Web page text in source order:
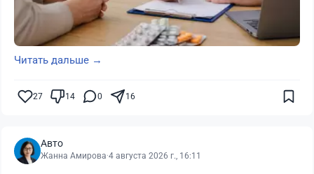
Читать дальше →
27 14 0 16
Авто
Жанна Амирова·4 августа 2026 г., 16:11